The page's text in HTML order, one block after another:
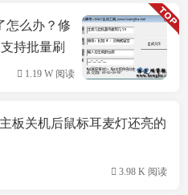
怎么办？修
持批量刷
1.19 W 阅读
板关机后鼠标耳麦灯还亮的
3.98 K 阅读